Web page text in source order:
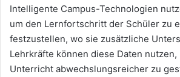
Intelligente Campus-Technologien
um den Lernfortschritt der Schüler zu
festzustellen, wo sie zusätzliche
Lehrkräfte können diese Daten nutzen,
Unterricht abwechslungsreicher zu